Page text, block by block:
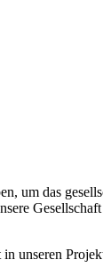
um das
unseren